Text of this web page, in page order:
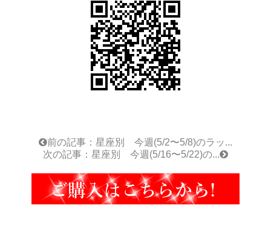
前の記事：星座別 今週(5/2〜5/8)のラッ...
次の記事：星座別 今週(5/16〜5/22)の...